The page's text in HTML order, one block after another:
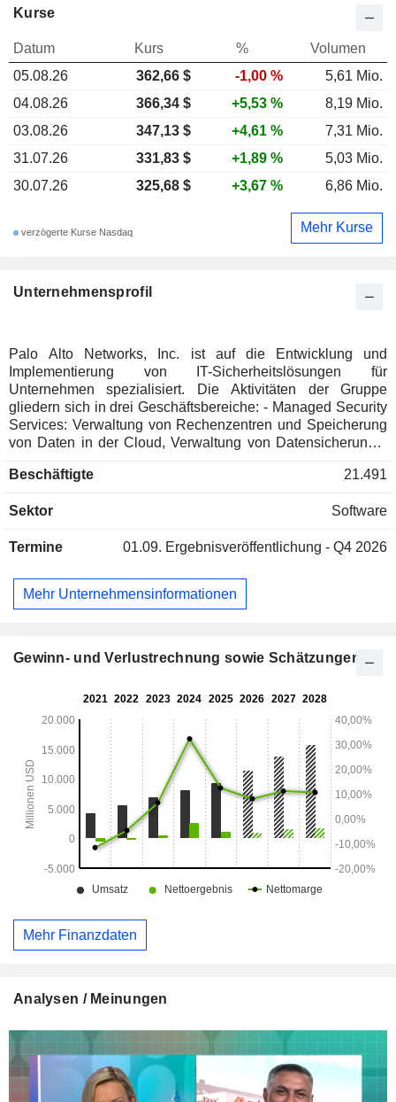
Unternehmensprofil
Palo Alto Networks, Inc. ist auf die Entwicklung und
Implementierung von IT-Sicherheitslösungen für
Unternehmen spezialisiert. Die Aktivitäten der Gruppe
gliedern sich in drei Geschäftsbereiche: - Managed Security
Services: Verwaltung von Rechenzentren und Speicherung
von Daten in der Cloud, Verwaltung von Datensicherungs-
-überwachung von IT-Infrastrukturen und Anwendungen
Softwarelösungen zur Erkennung von Bedrohungen und
Sicherung von Daten, Netzwerken und Computersystemen
Sicherheitsberatungsdienste: Schulungen und Updates zu
Bedrohungen vor, während und nach Angriffen,
Osten/Afrika (20,8 %) und Asien/Pazifik (11,9 %).
Beschäftigte 21.491
Sektor Software
Termine 01.09. Ergebnisveröffentlichung - Q4 2026
Mehr Unternehmensinformationen
Kurse
Datum Kurs %
Volumen
05.08.26
362,66 $ -1,00 %
5,61 Mio.
04.08.26
366,34 $ +5,53 %
8,19 Mio.
03.08.26
347,13 $ +4,61 %
7,31 Mio.
31.07.26
331,83 $ +1,89 %
5,03 Mio.
30.07.26
325,68 $ +3,67 % 6,86 Mio.
verzögerte Kurse Nasdaq Mehr Kurse
Gewinn- und Verlustrechnung sowie Schätzungen
Mehr Finanzdaten
Analysen / Meinungen